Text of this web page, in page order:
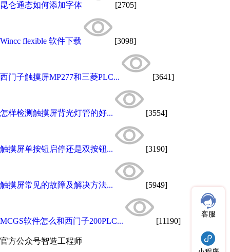
昆仑通态如何添加字体 [2705]
Wincc flexible 软件下载 [3098]
西门子触摸屏MP277和三菱PLC... [3641]
怎样检测触摸屏背光灯管的好... [3554]
触摸屏单按钮启停还是双按钮... [3190]
触摸屏常见的故障及解决方法... [5949]
MCGS软件怎么和西门子200PLC... [11190]
官方公众号智造工程师
客服